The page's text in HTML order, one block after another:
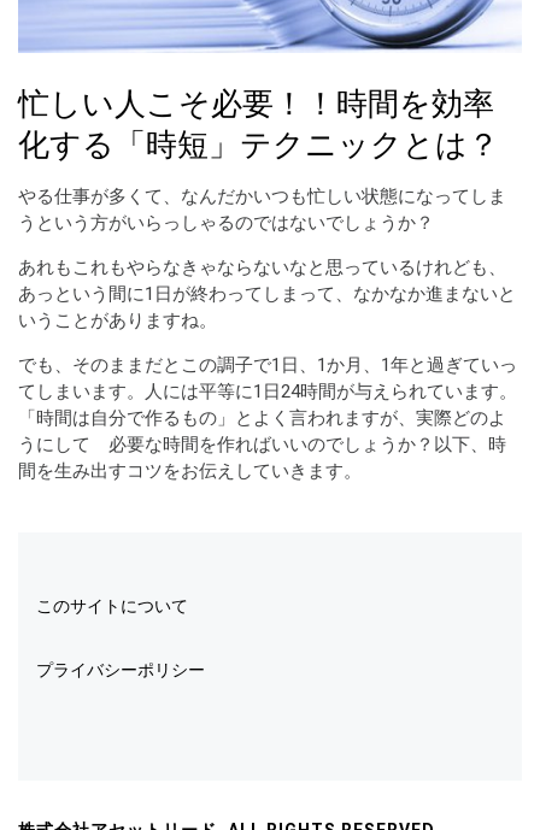
忙しい人こそ必要！！時間を効率
化する「時短」テクニックとは？
やる仕事が多くて、なんだかいつも忙しい状態になってしま
うという方がいらっしゃるのではないでしょうか？
あれもこれもやらなきゃならないなと思っているけれども、
あっという間に1日が終わってしまって、なかなか進まないと
いうことがありますね。
でも、そのままだとこの調子で1日、1か月、1年と過ぎていっ
てしまいます。人には平等に1日24時間が与えられています。
「時間は自分で作るもの」とよく言われますが、実際どのよ
うにして 必要な時間を作ればいいのでしょうか？以下、時
間を生み出すコツをお伝えしていきます。
このサイトについて
プライバシーポリシー